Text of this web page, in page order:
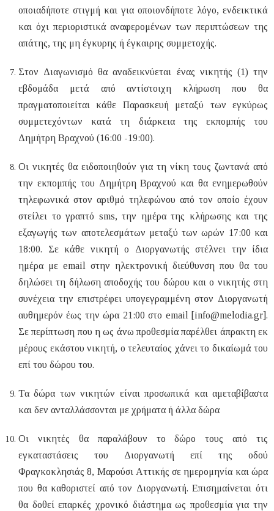
οποιαδήποτε στιγμή και για οποιονδήποτε λόγο, ενδεικτικά
και όχι περιοριστικά αναφερομένων των περιπτώσεων της
απάτης, της μη έγκυρης ή έγκαιρης συμμετοχής.
Στον Διαγωνισμό θα αναδεικνύεται ένας νικητής (1) την
εβδομάδα μετά από αντίστοιχη κλήρωση που θα
πραγματοποιείται κάθε Παρασκευή μεταξύ των εγκύρως
συμμετεχόντων κατά τη διάρκεια της εκπομπής του
Δημήτρη Βραχνού (16:00 -19:00).
Οι νικητές θα ειδοποιηθούν για τη νίκη τους ζωντανά από
την εκπομπής του Δημήτρη Βραχνού και θα ενημερωθούν
τηλεφωνικά στον αριθμό τηλεφώνου από τον οποίο έχουν
στείλει το γραπτό sms, την ημέρα της κλήρωσης και της
εξαγωγής των αποτελεσμάτων μεταξύ των ωρών 17:00 και
18:00. Σε κάθε νικητή ο Διοργανωτής στέλνει την ίδια
ημέρα με email στην ηλεκτρονική διεύθυνση που θα του
δηλώσει τη δήλωση αποδοχής του δώρου και o νικητής στη
συνέχεια την επιστρέφει υπογεγραμμένη στον Διοργανωτή
αυθημερόν έως την ώρα 21:00 στο email [info@melodia.gr].
Σε περίπτωση που η ως άνω προθεσμία παρέλθει άπρακτη εκ
μέρους εκάστου νικητή, ο τελευταίος χάνει το δικαίωμά του
επί του δώρου του.
Τα δώρα των νικητών είναι προσωπικά και αμεταβίβαστα
και δεν ανταλλάσσονται με χρήματα ή άλλα δώρα
Οι νικητές θα παραλάβουν το δώρο τουςαπό τις
εγκαταστάσεις του Διοργανωτή επί της οδού
Φραγκοκλησιάς 8, Μαρούσι Αττικής σε ημερομηνία και ώρα
που θα καθοριστεί από τον Διοργανωτή. Επισημαίνεται ότι
θα δοθεί επαρκές χρονικό διάστημα ως προθεσμία για την